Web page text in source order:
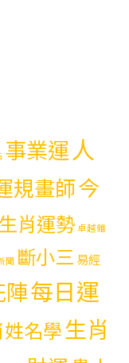
事業運人
規畫師今
肖運勢 卓越雜
聞 斷小三易經
陣每日運
名學生肖